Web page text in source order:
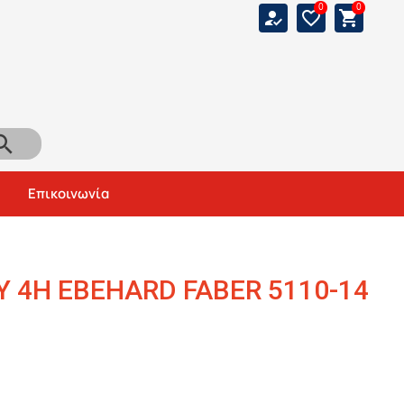
how_to_reg 0
favorite_border 0
shopping_cart
Αναζήτηση
Επικοινωνία
EBEHARD FABER 5110-14